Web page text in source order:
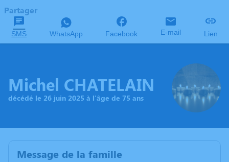
Partager
SMS WhatsApp Facebook E-mail Lien
Michel CHATELAIN
décédé le 26 juin 2025 à l'âge de 75 ans
Message de la famille